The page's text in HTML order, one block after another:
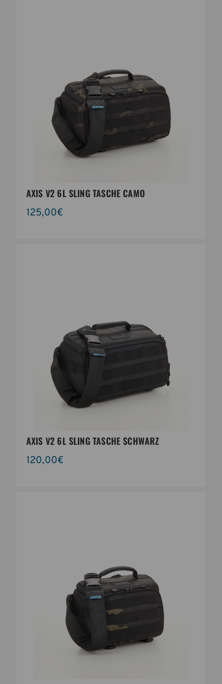
AXIS V2 6L SLING TASCHE CAMO
125,00€
AXIS V2 6L SLING TASCHE SCHWARZ
120,00€